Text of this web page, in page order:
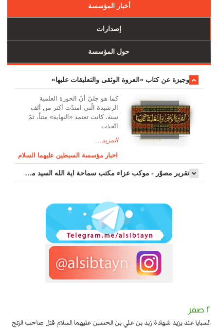
أخبار المؤسسة
إصدارات
حول المؤسسة
وجیزة عن کتاب «العروة الوثقی والتعلیقات علیها»
کما هو جليّ أنّ الحوزة العلمیة
الرشیدة الّتي امتدّت أكثر من ألف
سنة، كانت تعتمد «النهاية» متناً، ثمّ
اتّخذت
المزيد...
اخبار مؤسسة السبطين عليهما السلام
تقرير مصوّر - موكب عزاء مکتب سماحة اية الله السيد مرتضى الموسوي الاصفهاني في يوم إستشهاد السيدة فاطم...
٢ صفر
السبايا عند يزيد شهادة زيد بن علي بن الحسين عليهما السلام قتل صاحب الزنج